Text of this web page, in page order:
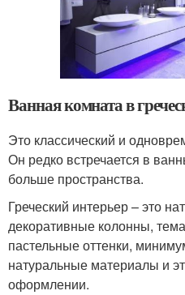
Ванная комната в
Это классический и
Он редко встречается в
больше пространства.
Греческий интерьер – это
декоративные колонны,
пастельные оттенки,
натуральные материалы и
оформлении.